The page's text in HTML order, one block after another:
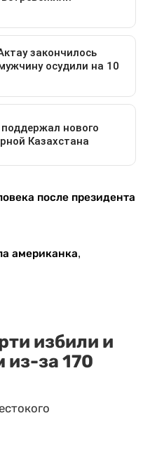
после президента
американка,
избили и
из-за 170